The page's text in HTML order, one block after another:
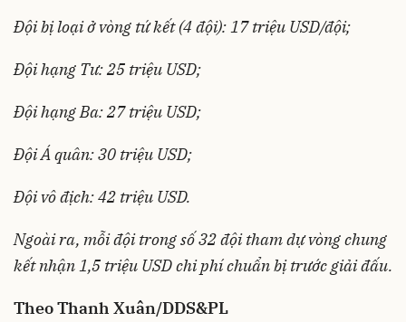
Đội bị loại ở vòng tứ kết (4 đội): 17 triệu USD/đội;
Đội hạng Tư: 25 triệu USD;
Đội hạng Ba: 27 triệu USD;
Đội Á quân: 30 triệu USD;
Đội vô địch: 42 triệu USD.
Ngoài ra, mỗi đội trong số 32 đội tham dự vòng chung
kết nhận 1,5 triệu USD chi phí chuẩn bị trước giải đấu.
Theo Thanh Xuân/DDS&PL